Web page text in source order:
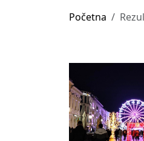
Početna